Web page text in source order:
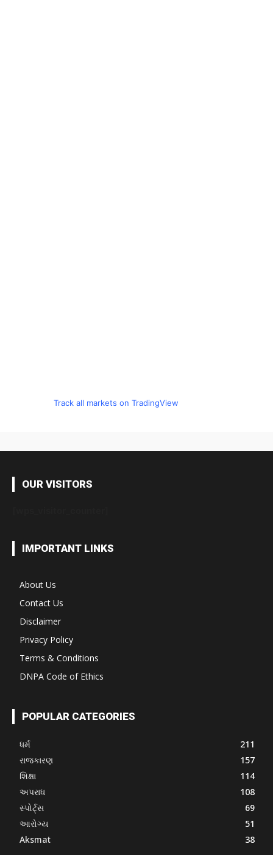
Track all markets on TradingView
OUR VISITORS
IMPORTANT LINKS
About Us
Contact Us
Disclaimer
Privacy Policy
Terms & Conditions
DNPA Code of Ethics
POPULAR CATEGORIES
ધર્મ
211
રાજકારણ
157
શિક્ષા
114
અપરાધ
108
સ્પોર્ટ્સ
69
આરોગ્ય
51
Aksmat
38